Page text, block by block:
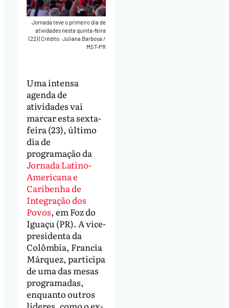
Jornada teve o primeiro dia de
atividades nesta quinta-feira
(22)|Crédito: Juliana Barbosa /
MST-PR
Uma intensa
agenda de
atividades vai
marcar esta sexta-
feira (23), último
dia de
programação da
Jornada Latino-
Americana e
Caribenha de
Integração dos
Povos, em Foz do
Iguaçu (PR). A vice-
presidenta da
Colômbia, Francia
Márquez, participa
de uma das mesas
programadas,
enquanto outros